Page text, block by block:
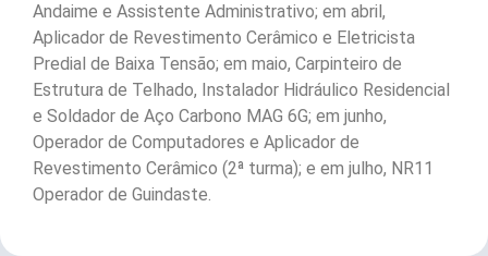
Andaime e Assistente Administrativo; em abril,
Aplicador de Revestimento Cerâmico e Eletricista
Predial de Baixa Tensão; em maio, Carpinteiro de
Estrutura de Telhado, Instalador Hidráulico Residencial
e Soldador de Aço Carbono MAG 6G; em junho,
Operador de Computadores e Aplicador de
Revestimento Cerâmico (2ª turma); e em julho, NR11
Operador de Guindaste.